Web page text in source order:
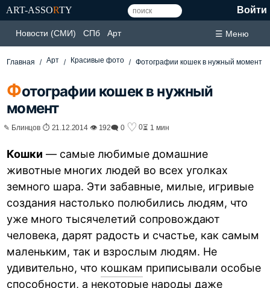
ART-ASSORTY Войти
Новости (СМИ) СПб Арт ☰ Меню
Главная Арт Красивые фото Фотографии кошек в нужный момент
Фотографии кошек в нужный
момент
✎ Блинцов ⏱ 21.12.2014 👁 192🗨 0 ♡ 0⏳ 1 мин
Кошки — самые любимые домашние
животные многих людей во всех уголках
земного шара. Эти забавные, милые, игривые
создания настолько полюбились людям, что
уже много тысячелетий сопровождают
человека, дарят радость и счастье, как самым
маленьким, так и взрослым людям. Не
удивительно, что кошкам приписывали особые
способности, а некоторые народы даже